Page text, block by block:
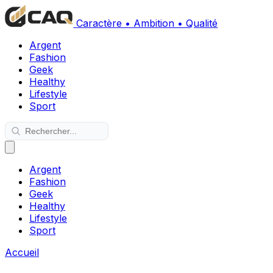
Caractère • Ambition • Qualité
Argent
Fashion
Geek
Healthy
Lifestyle
Sport
Argent
Fashion
Geek
Healthy
Lifestyle
Sport
Accueil